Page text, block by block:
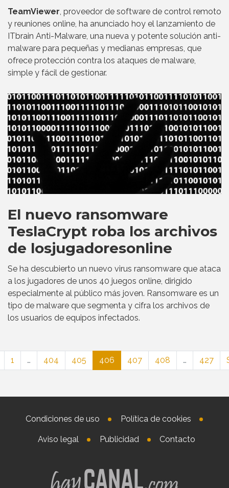
TeamViewer, proveedor de software de control remoto
y reuniones online, ha anunciado hoy el lanzamiento de
ITbrain Anti-Malware, una nueva y potente solución anti-
malware para pequeñas y medianas empresas, que
ofrece protección contra los ataques de malware,
simple y fácil de gestionar.
El nuevo ransomware
TeslaCrypt roba los archivos
de losjugadoresonline
Se ha descubierto un nuevo virus ransomware que ataca
a los jugadores de unos 40 juegos online, dirigido
especialmente al público más joven. Ransomware es un
tipo de malware que segmenta y cifra los archivos de
los usuarios de equipos infectados.
1 … 404 405 406 407 408 … 427
Condiciones de uso Política de cookies
Aviso legal Publicidad Contacto